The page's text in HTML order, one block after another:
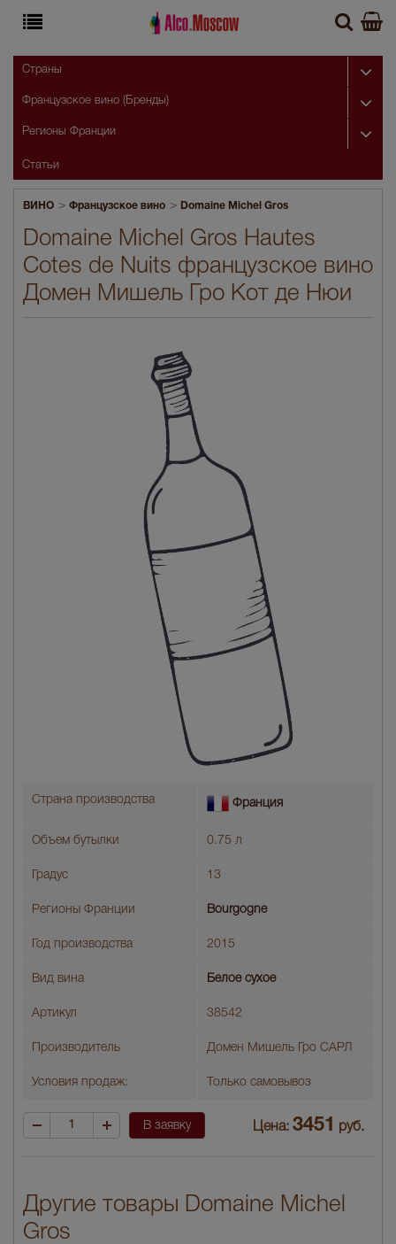
ВИНО > Французское вино > Domaine Michel Gros
Domaine Michel Gros Hautes
Cotes de Nuits французское вино
Домен Мишель Гро Кот де Нюи
Страна производства Франция
Объем бутылки 0.75 л
Градус 13
Регионы Франции Bourgogne
Год производства 2015
Вид вина Белое сухое
Артикул 38542
Производитель Домен Мишель Гро САРЛ
Условия продаж: Только самовывоз
В заявку Цена: 3451 руб.
Другие товары Domaine Michel
Gros
Страны
Французское вино (Бренды)
Регионы Франции
Статьи